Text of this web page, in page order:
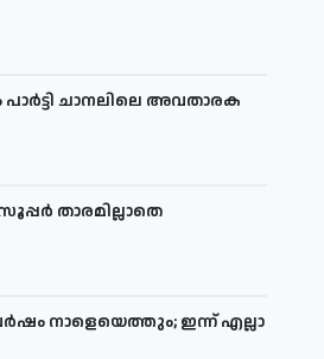
ചാനലിലെ അവതാരക
താരമില്ലാതെ
നാളെയെത്തും; ഇന്ന് എല്ലാ